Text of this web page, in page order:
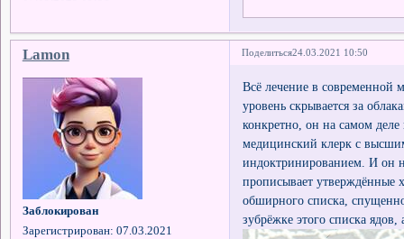
Поделиться24.03.2021 10:50
Lamon
Заблокирован
Зарегистрирован: 07.03.2021
Всё лечение в современной
уровень скрывается за
конкретно, он на самом деле
медицинский клерк с
индоктринированием. И он
прописывает утверждённые
обширного списка,
зубрёжке этого списка